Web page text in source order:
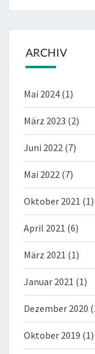
ARCHIV
Mai 2024 (1)
März 2023 (2)
Juni 2022 (7)
Mai 2022 (7)
Oktober 2021 (1)
April 2021 (6)
März 2021 (1)
Januar 2021 (1)
Dezember 2020
Oktober 2019 (1)